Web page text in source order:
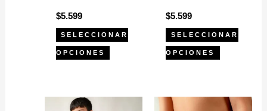
$5.599
SELECCIONAR
OPCIONES
de
producto
$5.599
SELECCIONAR
OPCIONES
de
producto
Este